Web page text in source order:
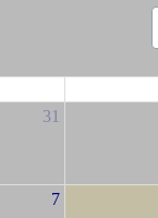
31
7